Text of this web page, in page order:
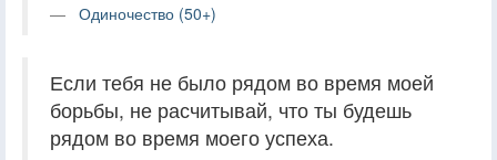
Одиночество (50+)
Если тебя не было рядом во время моей
борьбы, не расчитывай, что ты будешь
рядом во время моего успеха.